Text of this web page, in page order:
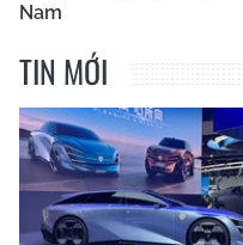
Nam
TIN MỚI